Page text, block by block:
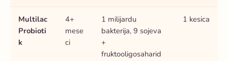
Multilac
Probioti
k
4+
mese
ci
1 milijardu
bakterija, 9 sojeva
+
fruktooligosaharid
1 kesica